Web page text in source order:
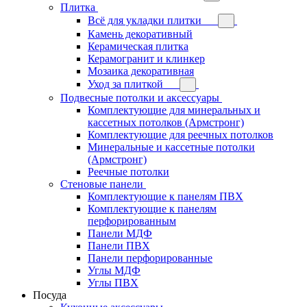
Плитка
Всё для укладки плитки
Камень декоративный
Керамическая плитка
Керамогранит и клинкер
Мозаика декоративная
Уход за плиткой
Подвесные потолки и аксессуары
Комплектующие для минеральных и
кассетных потолков (Армстронг)
Комплектующие для реечных потолков
Минеральные и кассетные потолки
(Армстронг)
Реечные потолки
Стеновые панели
Комплектующие к панелям ПВХ
Комплектующие к панелям
перфорированным
Панели МДФ
Панели ПВХ
Панели перфорированные
Углы МДФ
Углы ПВХ
Посуда